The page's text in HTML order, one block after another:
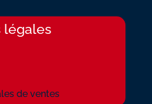
légales
de ventes